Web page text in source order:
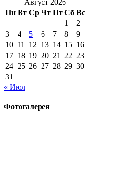
Август 2026
Пн Вт Ср Чт Пт Сб Вс
1
2
3
4 5 6 7 8
9
10 11 12 13 14 15 16
17 18 19 20 21 22 23
24 25 26 27 28 29 30
31
« Июл
Фотогалерея